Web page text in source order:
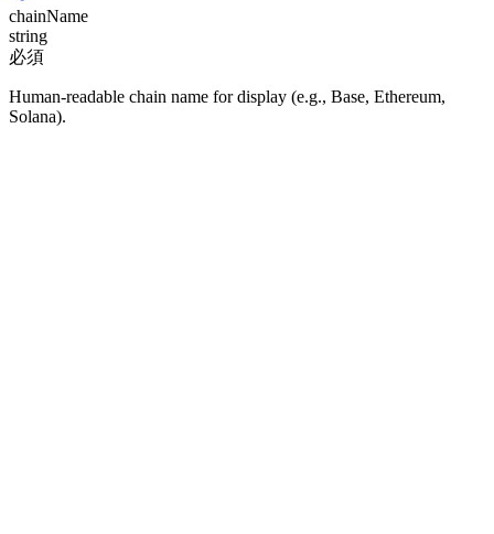
chainName
string
必須
Human-readable chain name for display (e.g., Base, Ethereum,
Solana).